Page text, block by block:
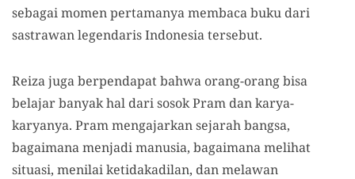
sebagai momen pertamanya membaca buku dari
sastrawan legendaris Indonesia tersebut.
Reiza juga berpendapat bahwa orang-orang bisa
belajar banyak hal dari sosok Pram dan karya-
karyanya. Pram mengajarkan sejarah bangsa,
bagaimana menjadi manusia, bagaimana melihat
situasi, menilai ketidakadilan, dan melawan